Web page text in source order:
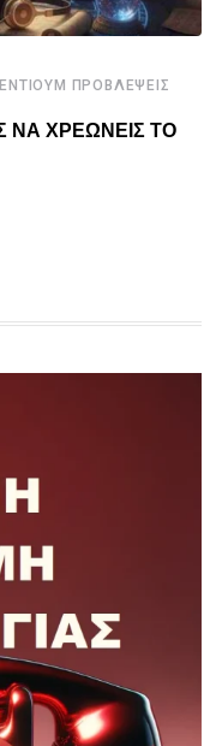
ΠΡΟΒΛΕΨΕΙΣ
ΝΑ ΧΡΕΩΝΕΙΣ ΤΟ